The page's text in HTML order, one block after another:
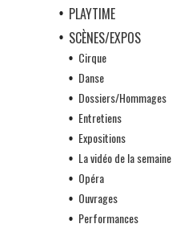
PLAYTIME
SCÈNES/EXPOS
Cirque
Danse
Dossiers/Hommages
Entretiens
Expositions
La vidéo de la semaine
Opéra
Ouvrages
Performances